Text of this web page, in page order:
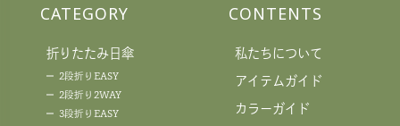
CATEGORY
折りたたみ日傘
2段折りEASY
2段折り2WAY
3段折りEASY
CONTENTS
私たちについて
アイテムガイド
カラーガイド